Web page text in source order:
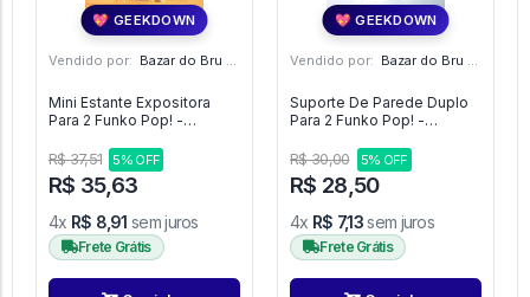
💖 GEEKDOWN
Vendido por: Bazar do Bru - SP
Mini Estante Expositora
Para 2 Funko Pop! -
R$ 37,51
5% OFF
R$ 35,63
4x R$ 8,91 sem juros
Frete Grátis
💖 GEEKDOWN
Vendido por: Bazar do Bru - SP
Suporte De Parede Duplo
Para 2 Funko Pop! -
R$ 30,00
5% OFF
R$ 28,50
4x R$ 7,13sem juros
Frete Grátis